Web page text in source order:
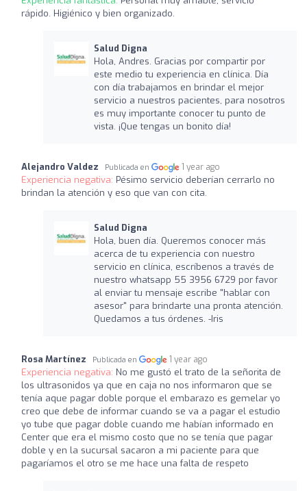
rápido. Higiénico y bien organizado.
Salud Digna
Hola, Andres. Gracias por compartir por
este medio tu experiencia en clínica. Día
con día trabajamos en brindar el mejor
servicio a nuestros pacientes, para nosotros
es muy importante conocer tu punto de
vista. ¡Que tengas un bonito día!
Alejandro Valdez Publicada en 1 year ago
Experiencia negativa: Pésimo servicio deberían cerrarlo no
brindan la atención y eso que van con cita.
Salud Digna
Hola, buen día. Queremos conocer más
acerca de tu experiencia con nuestro
servicio en clínica, escríbenos a través de
nuestro whatsapp 55 3956 6729 por favor
al enviar tu mensaje escribe "hablar con
asesor" para brindarte una pronta atención.
Quedamos a tus órdenes. -Iris
Rosa Martínez Publicada en 1 year ago
Experiencia negativa: No me gustó el trato de la señorita de
los ultrasonidos ya que en caja no nos informaron que se
tenía aque pagar doble porque el embarazo es gemelar yo
creo que debe de informar cuando se va a pagar el estudio
yo tube que pagar doble cuando me habían informado en
Center que era el mismo costo que no se tenía que pagar
doble y en la sucursal sacaron a mi paciente para que
pagaríamos el otro se me hace una falta de respeto